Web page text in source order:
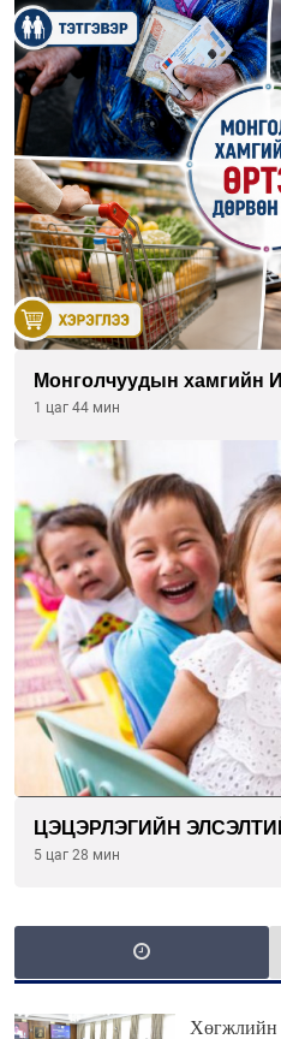
Монголчуудын хамгийн
1 цаг 44 мин
ЦЭЦЭРЛЭГИЙН
5 цаг 28 мин
Хөгжлийн